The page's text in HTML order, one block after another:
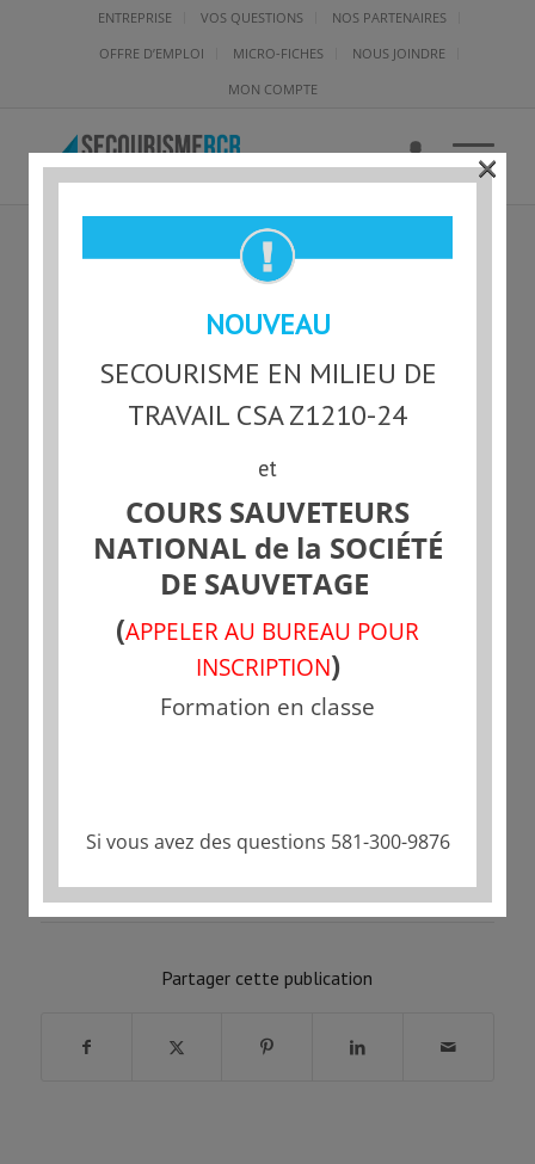
ENTREPRISE VOS QUESTIONS
NOS PARTENAIRES
OFFRE D’EMPLOI
MICRO-FICHES
NOUS JOINDRE
MON COMPTE
—PNGTREE—RED PLAY
BUTTON
CLIPART_8968161
Partager cette publication
NOUVEAU
SECOURISME EN MILIEU DE
TRAVAIL CSA Z1210-24
et
COURS SAUVETEURS
NATIONAL de la SOCIÉTÉ
DE SAUVETAGE
(APPELER AU BUREAU POUR
INSCRIPTION)
Formation en classe
Si vous avez des questions 581-300-9876
×